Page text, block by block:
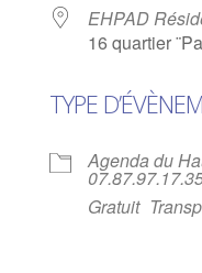
EHPAD
16 quartier
TYPE
Agenda du
Gratuit